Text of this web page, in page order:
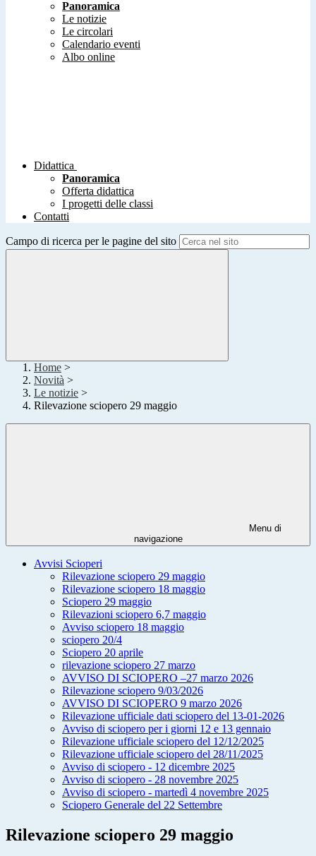
Panoramica
Le notizie
Le circolari
Calendario eventi
Albo online
Didattica
Panoramica
Offerta didattica
I progetti delle classi
Contatti
Campo di ricerca per le pagine del sito
Home >
Novità >
Le notizie >
Rilevazione sciopero 29 maggio
Menu di
navigazione
Avvisi Scioperi
Rilevazione sciopero 29 maggio
Rilevazione sciopero 18 maggio
Sciopero 29 maggio
Rilevazioni sciopero 6,7 maggio
Avviso sciopero 18 maggio
sciopero 20/4
Sciopero 20 aprile
rilevazione sciopero 27 marzo
AVVISO DI SCIOPERO –27 marzo 2026
Rilevazione sciopero 9/03/2026
AVVISO DI SCIOPERO 9 marzo 2026
Rilevazione ufficiale dati sciopero del 13-01-2026
Avviso di sciopero per i giorni 12 e 13 gennaio
Rilevazione ufficiale sciopero del 12/12/2025
Rilevazione ufficiale sciopero del 28/11/2025
Avviso di sciopero - 12 dicembre 2025
Avviso di sciopero - 28 novembre 2025
Avviso di sciopero - martedì 4 novembre 2025
Sciopero Generale del 22 Settembre
Rilevazione sciopero 29 maggio